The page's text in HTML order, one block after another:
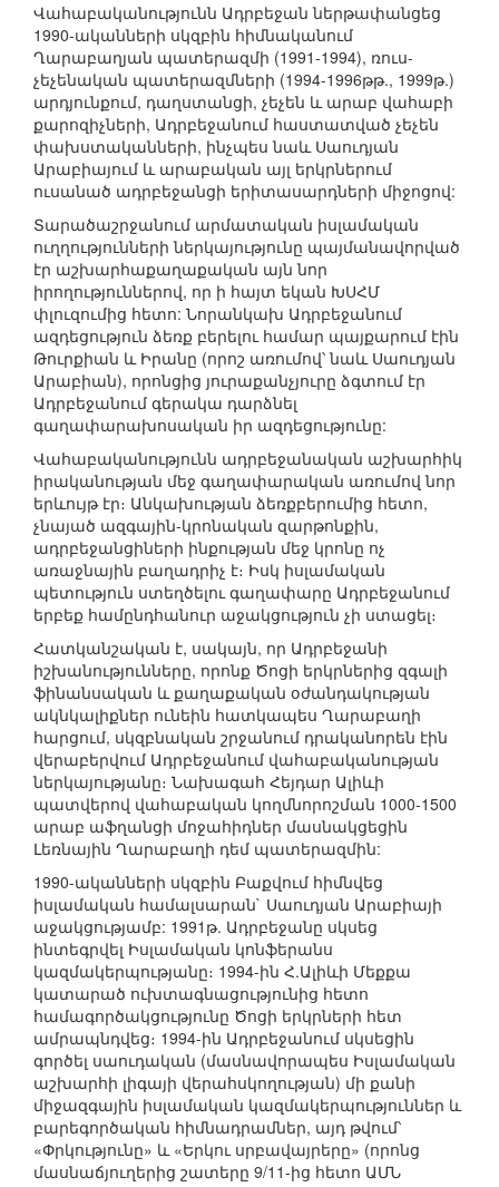
Վահաբականությունն Ադրբեջան ներթափանցեց
1990-ականների սկզբին հիմնականում
Ղարաբաղյան պատերազմի (1991-1994), ռուս-
չեչենական պատերազմների (1994-1996թթ., 1999թ.)
արդյունքում, դաղստանցի, չեչեն և արաբ վահաբի
քարոզիչների, Ադրբեջանում հաստատված չեչեն
փախստականների, ինչպես նաև Սաուդյան
Արաբիայում և արաբական այլ երկրներում
ուսանած ադրբեջանցի երիտասարդների միջոցով:
Տարածաշրջանում արմատական իսլամական
ուղղությունների ներկայությունը պայմանավորված
էր աշխարհաքաղաքական այն նոր
իրողություններով, որ ի հայտ եկան ԽՍՀՄ
փլուզումից հետո: Նորանկախ Ադրբեջանում
ազդեցություն ձեռք բերելու համար պայքարում էին
Թուրքիան և Իրանը (որոշ առումով՝ նաև Սաուդյան
Արաբիան), որոնցից յուրաքանչյուրը ձգտում էր
Ադրբեջանում գերակա դարձնել
գաղափարախոսական իր ազդեցությունը:
Վահաբականությունն ադրբեջանական աշխարհիկ
իրականության մեջ գաղափարական առումով նոր
երևույթ էր։ Անկախության ձեռքբերումից հետո,
չնայած ազգային-կրոնական զարթոնքին,
ադրբեջանցիների ինքության մեջ կրոնը ոչ
առաջնային բաղադրիչ է։ Իսկ իսլամական
պետություն ստեղծելու գաղափարը Ադրբեջանում
երբեք համընդհանուր աջակցություն չի ստացել։
Հատկանշական է, սակայն, որ Ադրբեջանի
իշխանությունները, որոնք Ծոցի երկրներից զգալի
ֆինանսական և քաղաքական օժանդակության
ակնկալիքներ ունեին հատկապես Ղարաբաղի
հարցում, սկզբնական շրջանում դրականորեն էին
վերաբերվում Ադրբեջանում վահաբականության
ներկայությանը։ Նախագահ Հեյդար Ալիևի
պատվերով վահաբական կողմնորոշման 1000-1500
արաբ աֆղանցի մոջահիդներ մասնակցեցին
Լեռնային Ղարաբաղի դեմ պատերազմին:
1990-ականների սկզբին Բաքվում հիմնվեց
իսլամական համալսարան` Սաուդյան Արաբիայի
աջակցությամբ: 1991թ. Ադրբեջանը սկսեց
ինտեգրվել Իսլամական կոնֆերանս
կազմակերպությանը։ 1994-ին Հ.Ալիևի Մեքքա
կատարած ուխտագնացությունից հետո
համագործակցությունը Ծոցի երկրների հետ
ամրապնդվեց։ 1994-ին Ադրբեջանում սկսեցին
գործել սաուդական (մասնավորապես Իսլամական
աշխարհի լիգայի վերահսկողության) մի քանի
միջազգային իսլամական կազմակերպություններ և
բարեգործական հիմնադրամներ, այդ թվում՝
«Փրկությունը» և «Երկու սրբավայրերը» (որոնց
մասնաճյուղերից շատերը 9/11-ից հետո ԱՄՆ